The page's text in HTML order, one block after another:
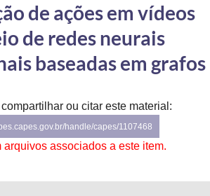
e dos Direitos Humanos
de ações em vídeos
de redes neurais
baseadas em grafos
ou citar este material:
handle/capes/1107468
arquivos associados a este item.